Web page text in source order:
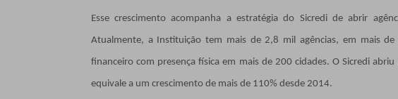
Esse crescimento acompanha a estratégia do Sicredi de abrir
Atualmente, a Instituição tem mais de 2,8 mil agências, em mais
financeiro com presença física em mais de 200 cidades. O Sicredi
equivale a um crescimento de mais de 110% desde 2014.